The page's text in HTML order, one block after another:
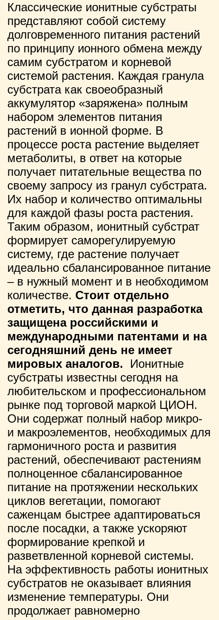
Классические ионитные субстраты
представляют собой систему
долговременного питания растений
по принципу ионного обмена между
самим субстратом и корневой
системой растения. Каждая гранула
субстрата как своеобразный
аккумулятор «заряжена» полным
набором элементов питания
растений в ионной форме. В
процессе роста растение выделяет
метаболиты, в ответ на которые
получает питательные вещества по
своему запросу из гранул субстрата.
Их набор и количество оптимальны
для каждой фазы роста растения.
Таким образом, ионитный субстрат
формирует саморегулируемую
систему, где растение получает
идеально сбалансированное питание
– в нужный момент и в необходимом
количестве. Стоит отдельно
отметить, что данная разработка
защищена российскими и
международными патентами и на
сегодняшний день не имеет
мировых аналогов.
Ионитные
субстраты известны сегодня на
любительском и профессиональном
рынке под торговой маркой ЦИОН.
Они содержат полный набор микро-
и макроэлементов, необходимых для
гармоничного роста и развития
растений, обеспечивают растениям
полноценное сбалансированное
питание на протяжении нескольких
циклов вегетации, помогают
саженцам быстрее адаптироваться
после посадки, а также ускоряют
формирование крепкой и
разветвленной корневой системы.
На эффективность работы ионитных
субстратов не оказывает влияния
изменение температуры. Они
продолжает равномерно